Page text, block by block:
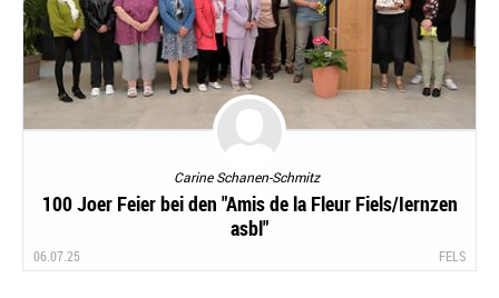
Carine Schanen-Schmitz
100 Joer Feier bei den "Amis de la Fleur Fiels/Iernzen
asbl"
06.07.25 FELS